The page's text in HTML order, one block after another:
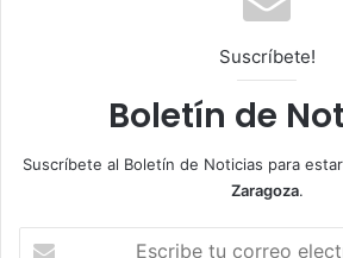
Suscríbete!
Boletín de
Suscríbete al Boletín de Noticias para
Zaragoza.